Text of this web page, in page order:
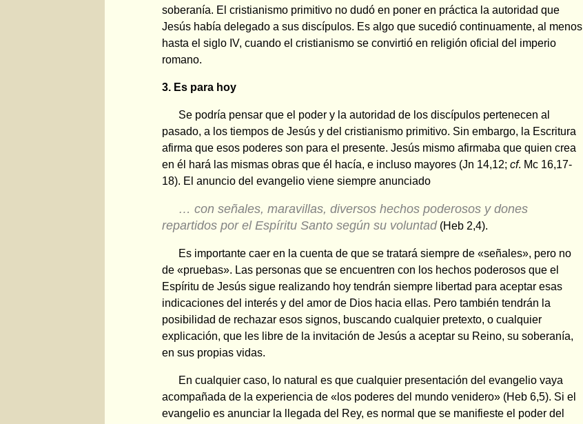
soberanía. El cristianismo primitivo no dudó en poner en práctica la autoridad que
Jesús había delegado a sus discípulos. Es algo que sucedió continuamente, al menos
hasta el siglo IV, cuando el cristianismo se convirtió en religión oficial del imperio
romano.
3. Es para hoy
Se podría pensar que el poder y la autoridad de los discípulos pertenecen al
pasado, a los tiempos de Jesús y del cristianismo primitivo. Sin embargo, la Escritura
afirma que esos poderes son para el presente. Jesús mismo afirmaba que quien crea
en él hará las mismas obras que él hacía, e incluso mayores (Jn 14,12;cf. Mc 16,17-
18). El anuncio del evangelio viene siempre anunciado
… con señales, maravillas, diversos hechos poderosos y dones
repartidos por el Espíritu Santo según su voluntad(Heb 2,4).
Es importante caer en la cuenta de que se tratará siempre de «señales», pero no
de «pruebas». Las personas que se encuentren con los hechos poderosos que el
Espíritu de Jesús sigue realizando hoy tendrán siempre libertad para aceptar esas
indicaciones del interés y del amor de Dios hacia ellas. Pero también tendrán la
posibilidad de rechazar esos signos, buscando cualquier pretexto, o cualquier
explicación, que les libre de la invitación de Jesús a aceptar su Reino, su soberanía,
en sus propias vidas.
En cualquier caso, lo natural es que cualquier presentación del evangelio vaya
acompañada de la experiencia de «los poderes del mundo venidero» (Heb 6,5). Si el
evangelio es anunciar la llegada del Rey, es normal que se manifieste el poder del